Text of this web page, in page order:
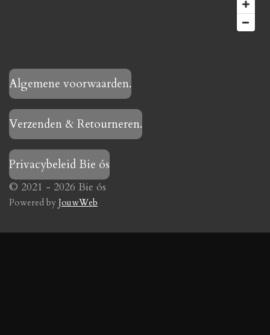
Algemene voorwaarden.
Verzenden & Retourneren.
Privacybeleid Bie ós
© 2021 - 2026 Bie ós
Powered by JouwWeb